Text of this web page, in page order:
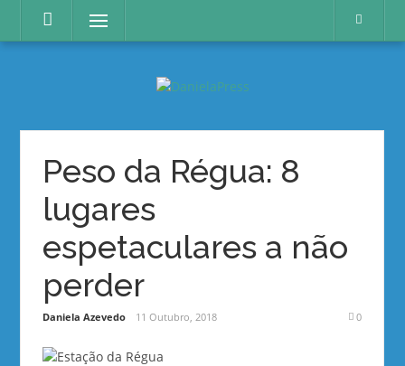
content
Menu
Peso da Régua: 8
lugares
espetaculares a não
perder
Daniela Azevedo 11 Outubro, 2018 0